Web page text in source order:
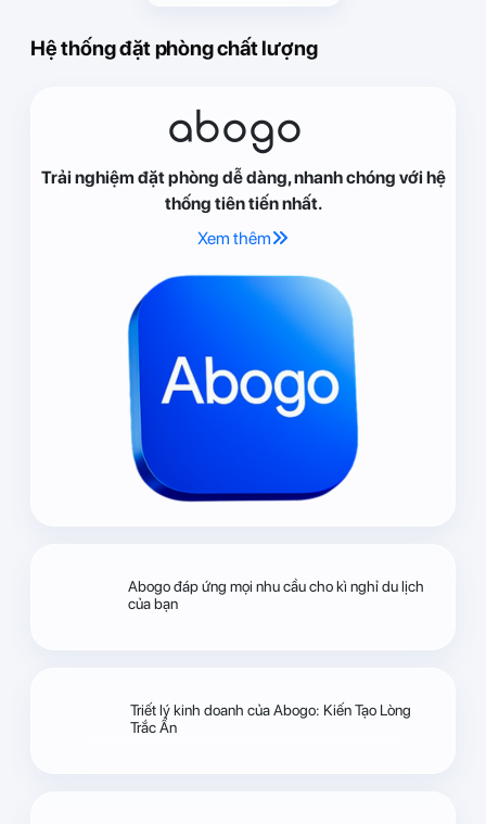
Hệ thống đặt phòng chất lượng
abogo
Trải nghiệm đặt phòng dễ dàng, nhanh chóng với hệ
thống tiên tiến nhất.
Xem thêm
Abogo đáp ứng mọi nhu cầu cho kì nghỉ du lịch
của bạn
Triết lý kinh doanh của Abogo: Kiến Tạo Lòng
Trắc Ẩn